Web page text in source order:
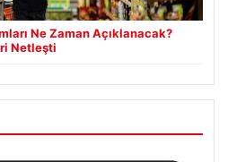
Ne Zaman Açıklanacak?
Netleşti